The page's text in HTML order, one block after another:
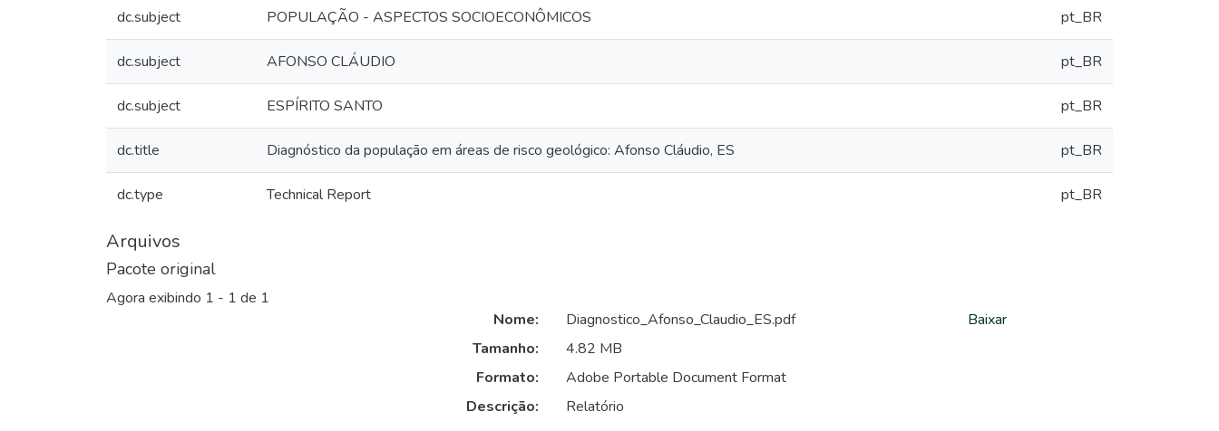
dc.subject POPULAÇÃO - ASPECTOS SOCIOECONÔMICOS pt_BR
dc.subject AFONSO CLÁUDIO pt_BR
dc.subject ESPÍRITO SANTO pt_BR
dc.title Diagnóstico da população em áreas de risco geológico: Afonso Cláudio, ES pt_BR
dc.type Technical Report pt_BR
Arquivos
Pacote original
Agora exibindo 1 - 1 de 1
Nome:
Diagnostico_Afonso_Claudio_ES.pdf
Tamanho:
4.82 MB
Formato:
Adobe Portable Document Format
Descrição:
Relatório
Baixar